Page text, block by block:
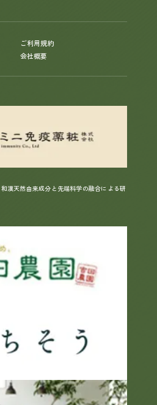
ご利用規約
会社概要
漢天然由来成分と先端科学の融合による研